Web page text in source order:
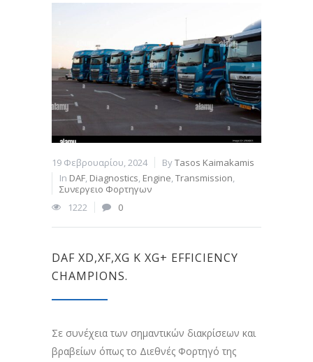
19 Φεβρουαρίου, 2024 ByTasos Kaimakamis
In DAF, Diagnostics, Engine,Transmission,
Συνεργειο Φορτηγων
1222
0
DAF XD,XF,XG K XG+ EFFICIENCY
CHAMPIONS.
Σε συνέχεια των σημαντικών διακρίσεων και
βραβείων όπως το Διεθνές Φορτηγό της